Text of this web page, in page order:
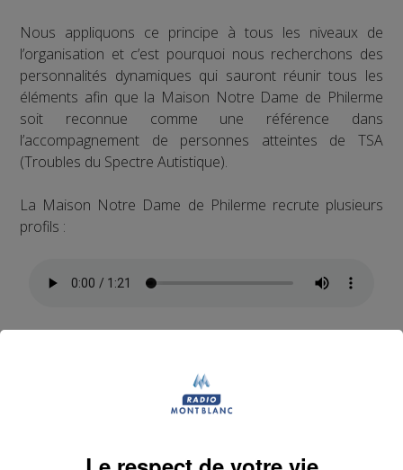
Nous appliquons ce principe à tous les niveaux de
l’organisation et c’est pourquoi nous recherchons des
personnalités dynamiques qui sauront réunir tous les
éléments afin que la Maison Notre Dame de Philerme
soit reconnue comme une référence dans
l’accompagnement de personnes atteintes de TSA
(Troubles du Spectre Autistique).
La Maison Notre Dame de Philerme recrute plusieurs
profils :
1 Accompagnant Éducatif et Social ou
Aide Médico-Psychologique ou Aide-
Soignant diplômé ou faisant fonction